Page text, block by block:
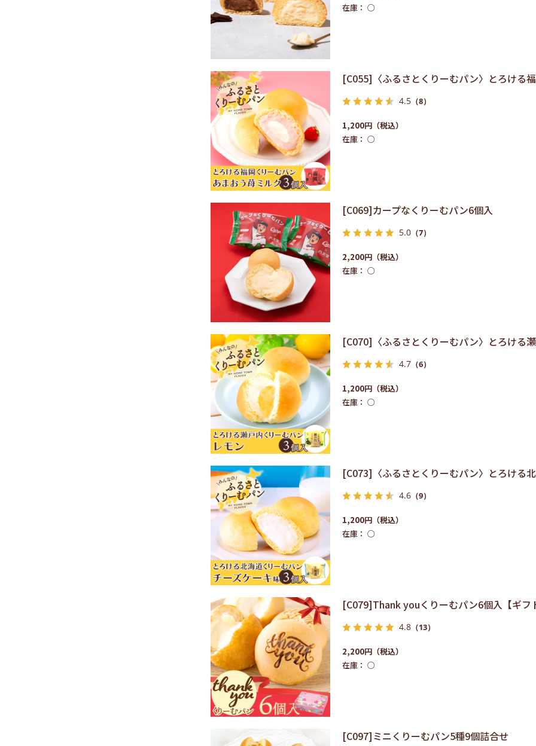
在庫： ○
[C055]〈ふるさとくりーむパン〉とろける
4.5 （8）
1,200円
在庫： ○
[C069]カープなくりーむパン6個入
5.0 （7）
2,200円
在庫： ○
[C070]〈ふるさとくりーむパン〉とろける
4.7 （6）
1,200円
在庫： ○
[C073]〈ふるさとくりーむパン〉とろける
4.6 （9）
1,200円
在庫： ○
[C079]Thank youくりーむパン6個入【ギフ
4.8 （13）
2,200円
在庫： ○
[C097]ミニくりーむパン5種9個詰合せ